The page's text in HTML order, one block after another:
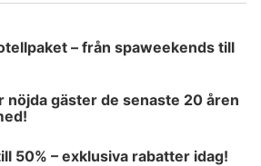
– från spaweekends till
nöjda gäster de senaste 20 åren
50% – exklusiva rabatter idag!